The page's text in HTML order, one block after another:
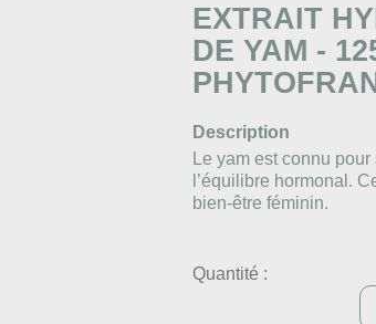
EXTRAIT
DE YAM -
Description
Le yam est connu
l’équilibre hormonal.
bien-être féminin.
Quantité :